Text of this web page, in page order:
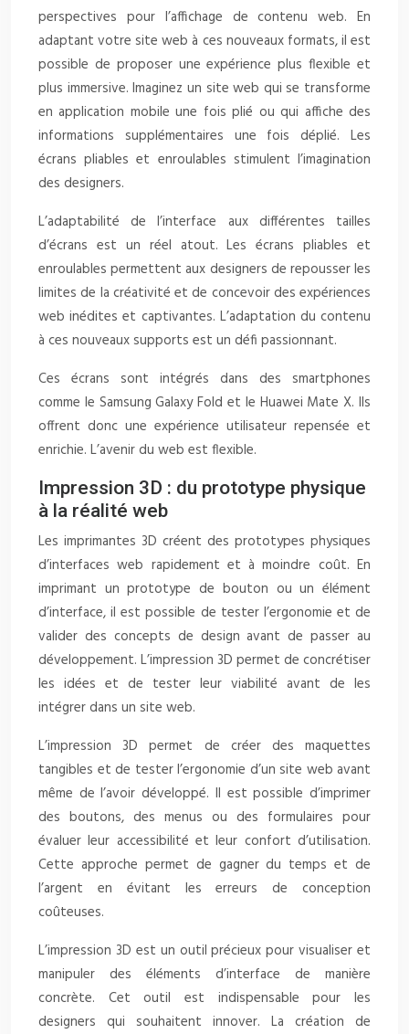
perspectives pour l’affichage de contenu web. En
adaptant votre site web à ces nouveaux formats, il est
possible de proposer une expérience plus flexible et
plus immersive. Imaginez un site web qui se transforme
en application mobile une fois plié ou qui affiche des
informations supplémentaires une fois déplié. Les
écrans pliables et enroulables stimulent l’imagination
des designers.
L’adaptabilité de l’interface aux différentes tailles
d’écrans est un réel atout. Les écrans pliables et
enroulables permettent aux designers de repousser les
limites de la créativité et de concevoir des expériences
web inédites et captivantes. L’adaptation du contenu
à ces nouveaux supports est un défi passionnant.
Ces écrans sont intégrés dans des smartphones
comme le Samsung Galaxy Fold et le Huawei Mate X. Ils
offrent donc une expérience utilisateur repensée et
enrichie. L’avenir du web est flexible.
Impression 3D : du prototype physique
à la réalité web
Les imprimantes 3D créent des prototypes physiques
d’interfaces web rapidement et à moindre coût. En
imprimant un prototype de bouton ou un élément
d’interface, il est possible de tester l’ergonomie et de
valider des concepts de design avant de passer au
développement. L’impression 3D permet de concrétiser
les idées et de tester leur viabilité avant de les
intégrer dans un site web.
L’impression 3D permet de créer des maquettes
tangibles et de tester l’ergonomie d’un site web avant
même de l’avoir développé. Il est possible d’imprimer
des boutons, des menus ou des formulaires pour
évaluer leur accessibilité et leur confort d’utilisation.
Cette approche permet de gagner du temps et de
l’argent en évitant les erreurs de conception
coûteuses.
L’impression 3D est un outil précieux pour visualiser et
manipuler des éléments d’interface de manière
concrète. Cet outil est indispensable pour les
designers qui souhaitent innover. La création de